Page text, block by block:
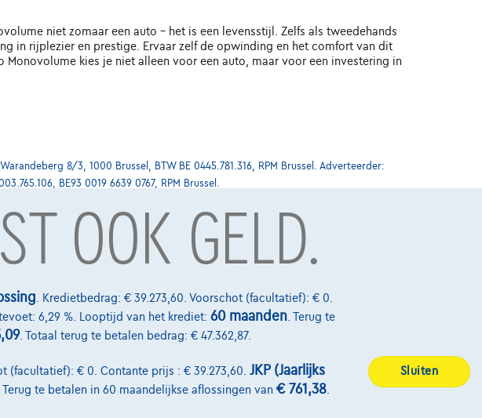
niet zomaar een auto - het is een levensstijl. Zelfs als tweedehands
in rijplezier en prestige. Ervaar zelf de opwinding en het comfort van dit
kies je niet alleen voor een auto, maar voor een investering in
8/3, 1000 Brussel, BTW BE 0445.781.316, RPM Brussel. Adverteerder:
BE93 0019 6639 0767, RPM Brussel.
OOK GELD.
. Kredietbedrag: € 39.273,60. Voorschot (facultatief): € 0.
6,29 %. Looptijd van het krediet: 60 maanden . Terug te
. Totaal terug te betalen bedrag: € 47.362,87.
(facultatief): € 0. Contante prijs : € 39.273,60. JKP (Jaarlijks
. Terug te betalen in 60 maandelijkse aflossingen van € 761,38
Sluiten
verzekering
lease
Over Ons
Word klant
Wie zijn we
Onze dealers